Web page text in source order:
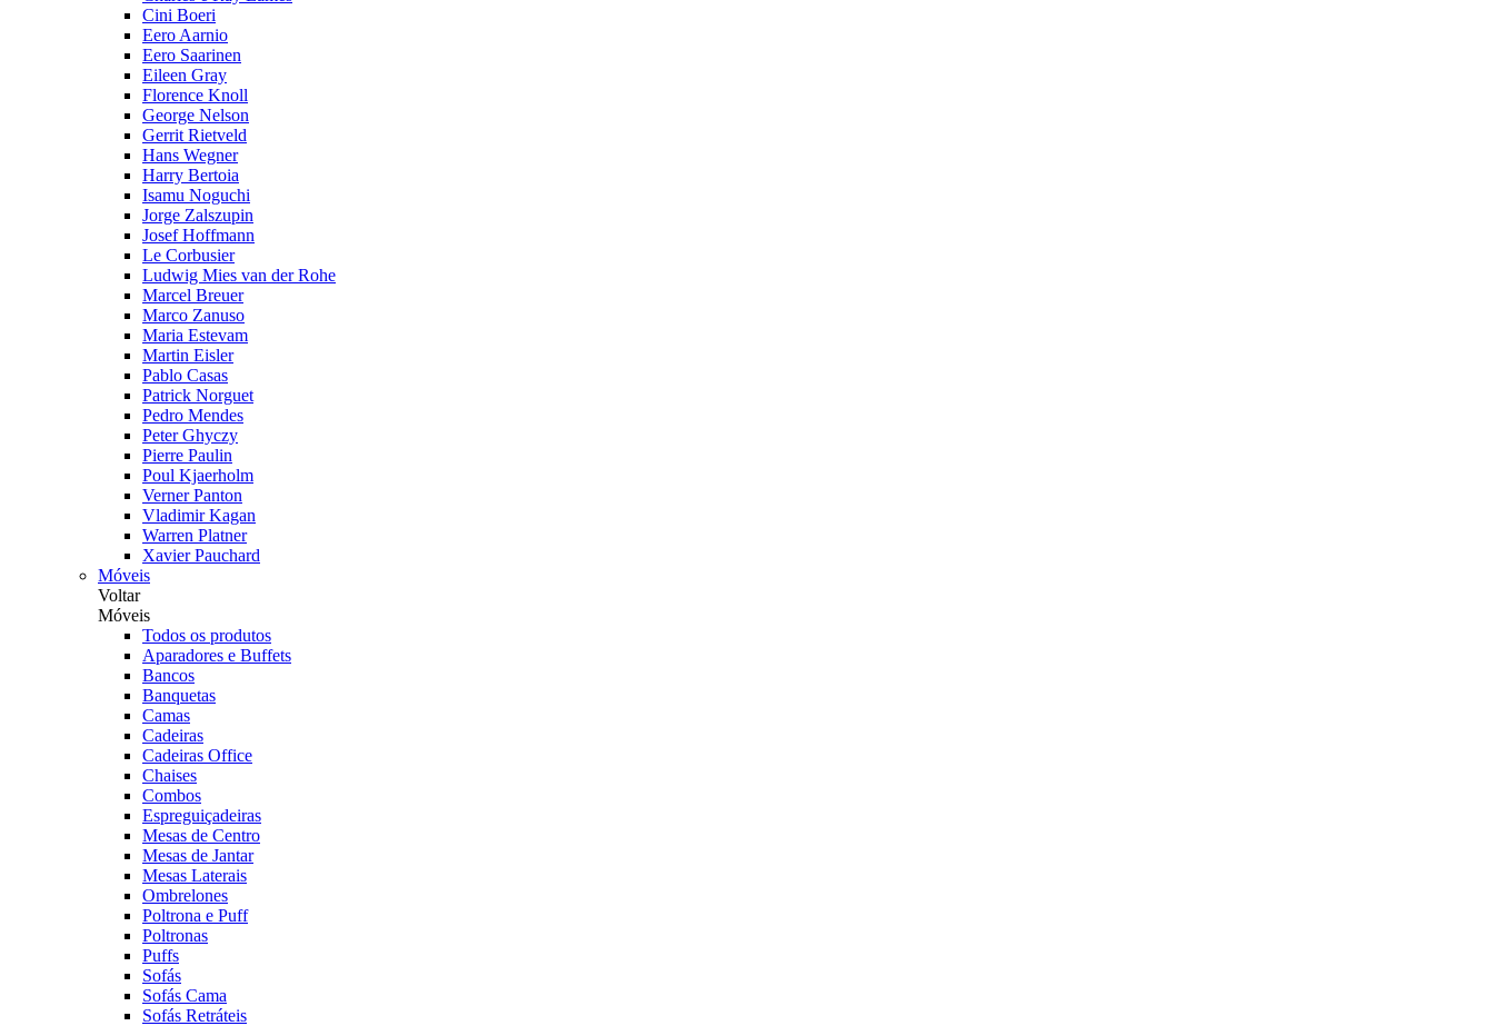
Cini Boeri
Eero Aarnio
Eero Saarinen
Eileen Gray
Florence Knoll
George Nelson
Gerrit Rietveld
Hans Wegner
Harry Bertoia
Isamu Noguchi
Jorge Zalszupin
Josef Hoffmann
Le Corbusier
Ludwig Mies van der Rohe
Marcel Breuer
Marco Zanuso
Maria Estevam
Martin Eisler
Pablo Casas
Patrick Norguet
Pedro Mendes
Peter Ghyczy
Pierre Paulin
Poul Kjaerholm
Verner Panton
Vladimir Kagan
Warren Platner
Xavier Pauchard
Móveis
Voltar
Móveis
Todos os produtos
Aparadores e Buffets
Bancos
Banquetas
Camas
Cadeiras
Cadeiras Office
Chaises
Combos
Espreguiçadeiras
Mesas de Centro
Mesas de Jantar
Mesas Laterais
Ombrelones
Poltrona e Puff
Poltronas
Puffs
Sofás
Sofás Cama
Sofás Retráteis